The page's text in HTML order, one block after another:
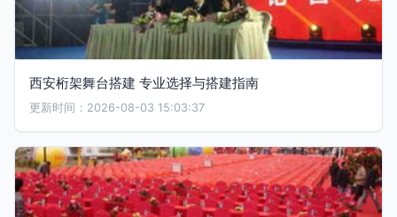
西安桁架舞台搭建 专业选择与搭建指南
更新时间：2026-08-03 15:03:37